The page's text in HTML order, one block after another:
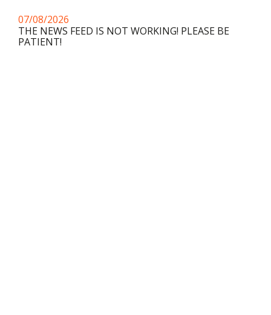
07/08/2026
THE NEWS FEED IS NOT WORKING! PLEASE BE
PATIENT!